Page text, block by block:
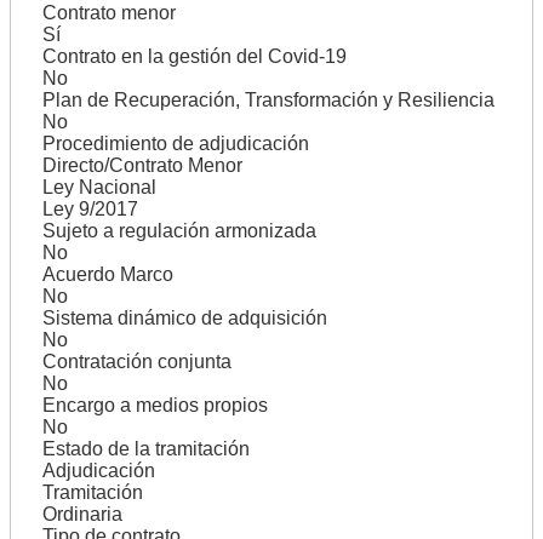
Contrato menor
Sí
Contrato en la gestión del Covid-19
No
Plan de Recuperación, Transformación y Resiliencia
No
Procedimiento de adjudicación
Directo/Contrato Menor
Ley Nacional
Ley 9/2017
Sujeto a regulación armonizada
No
Acuerdo Marco
No
Sistema dinámico de adquisición
No
Contratación conjunta
No
Encargo a medios propios
No
Estado de la tramitación
Adjudicación
Tramitación
Ordinaria